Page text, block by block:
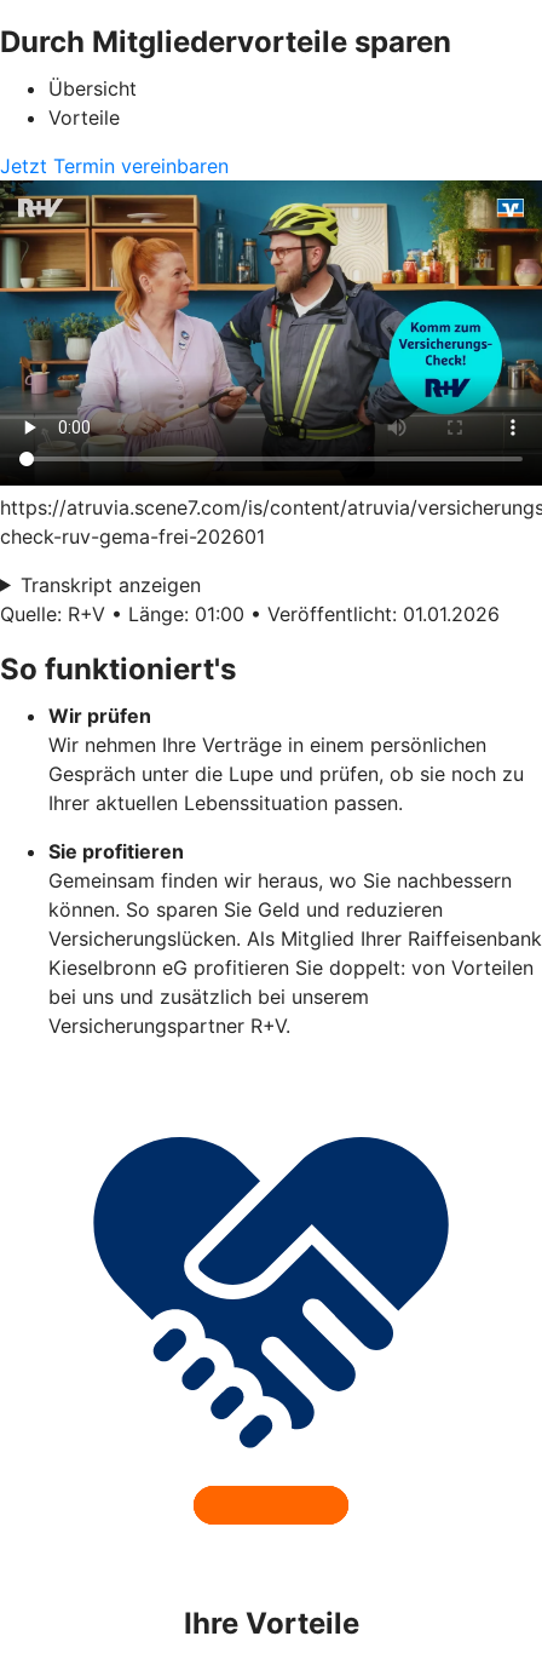
Durch Mitgliedervorteile sparen
Übersicht
Vorteile
Jetzt Termin vereinbaren
https://atruvia.scene7.com/is/content/atruvia/
check-ruv-gema-frei-202601
Transkript anzeigen
Quelle: R+V • Länge: 01:00 • Veröffentlicht: 01.01.2026
So funktioniert's
Wir prüfen
Wir nehmen Ihre Verträge in einem persönlichen
Gespräch unter die Lupe und prüfen, ob sie noch zu
Ihrer aktuellen Lebenssituation passen.
Sie profitieren
Gemeinsam finden wir heraus, wo Sie nachbessern
können. So sparen Sie Geld und reduzieren
Versicherungslücken. Als Mitglied Ihrer Raiffeisenbank
Kieselbronn eG profitieren Sie doppelt: von Vorteilen
bei uns und zusätzlich bei unserem
Versicherungspartner R+V.
Ihre Vorteile